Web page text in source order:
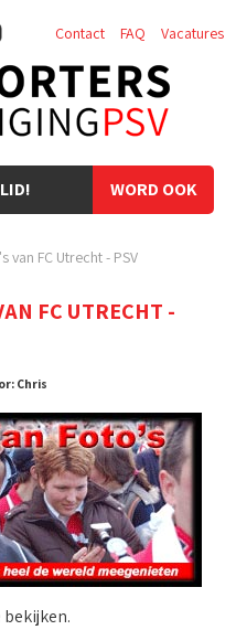
WORD OOK
Contact FAQ Vacatures
van FC Utrecht - PSV
FC UTRECHT -
Chris